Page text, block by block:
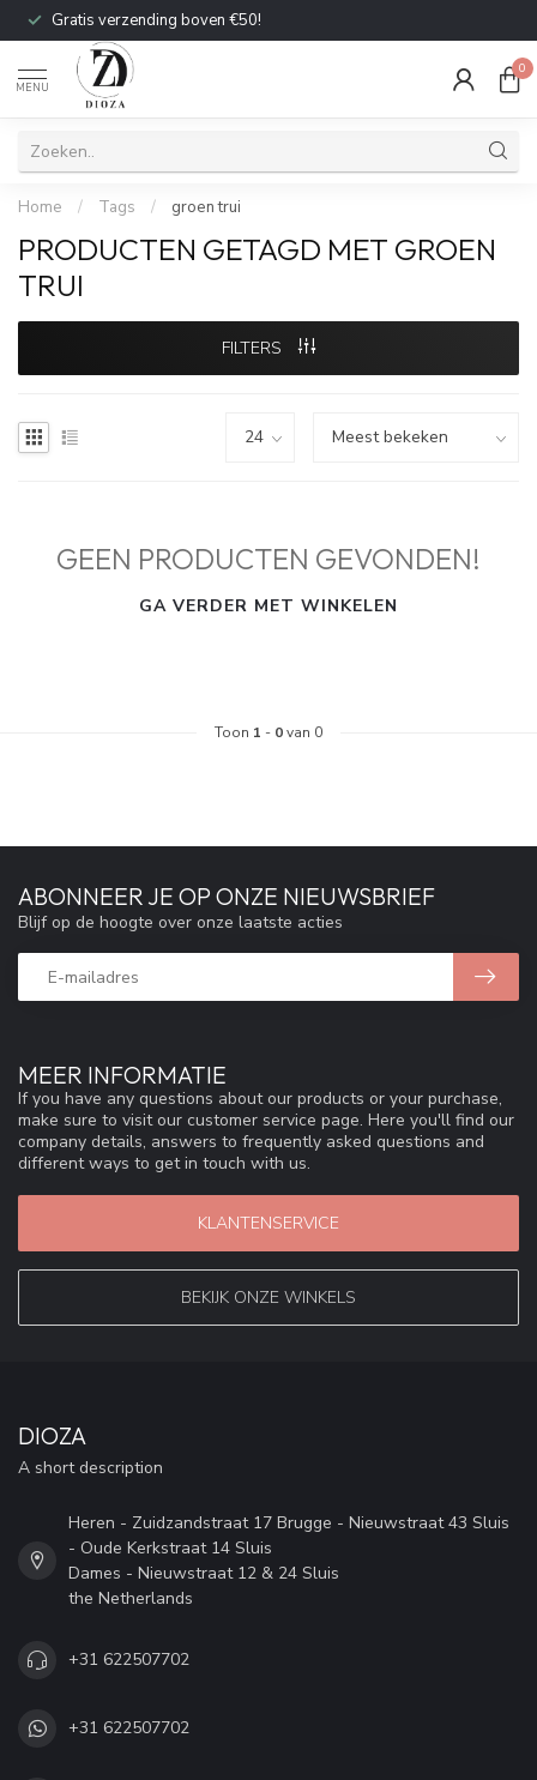
Gratis verzending boven €50!
MENU
0
Home / Tags / groen trui
PRODUCTEN GETAGD MET GROEN
TRUI
FILTERS
GEEN PRODUCTEN GEVONDEN!
GA VERDER MET WINKELEN
Toon 1 - 0van 0
MEER INFORMATIE
If you have any questions about our products or your purchase,
make sure to visit our customer service page. Here you'll find our
company details, answers to frequently asked questions and
different ways to get in touch with us.
KLANTENSERVICE
BEKIJK ONZE WINKELS
ABONNEER JE OP ONZE NIEUWSBRIEF
Blijf op de hoogte over onze laatste acties
DIOZA
A short description
Heren - Zuidzandstraat 17 Brugge - Nieuwstraat 43 Sluis
- Oude Kerkstraat 14 Sluis
Dames - Nieuwstraat 12 & 24 Sluis
the Netherlands
+31 622507702
+31 622507702